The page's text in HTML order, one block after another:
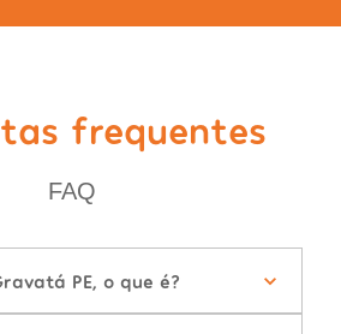
frequentes
FAQ
PE, o que é?